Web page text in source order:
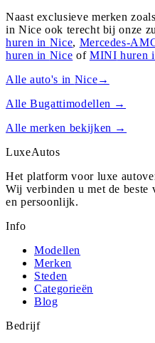
Naast exclusieve merken
in Nice ook terecht bij onze
huren in Nice, Mercedes-
huren in Nice of MINI huren
Alle auto's in Nice→
AlleBugattimodellen →
Alle merken bekijken →
LuxeAutos
Het platform voor luxe
Wij verbinden u met de
en persoonlijk.
Info
Modellen
Merken
Steden
Categorieën
Blog
Bedrijf